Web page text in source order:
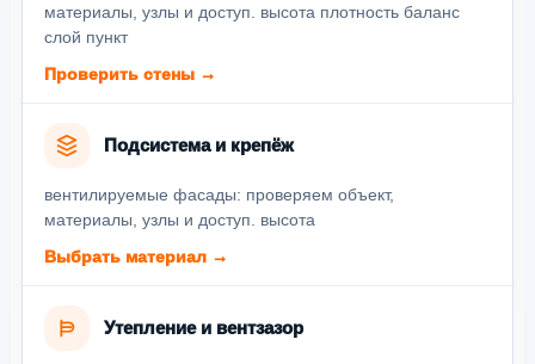
материалы, узлы и доступ. высота плотность баланс
слой пункт
Проверить стены →
Подсистема и крепёж
вентилируемые фасады: проверяем объект,
материалы, узлы и доступ. высота
Выбрать материал →
Утепление и вентзазор